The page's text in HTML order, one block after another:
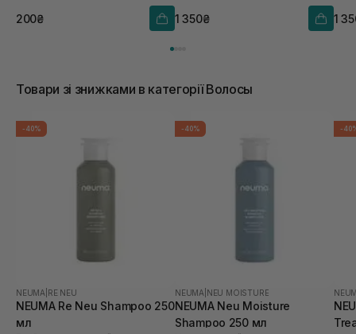
200₴ 1 350₴ 1
Товари зі знижками в категорії Волосы
-40%
NEUMA RE NEU
NEUMA Re Neu Shampoo 250
мл
-40%
NEUMA NEU MOISTURE
NEUMA Neu Moisture
Shampoo 250 мл
-